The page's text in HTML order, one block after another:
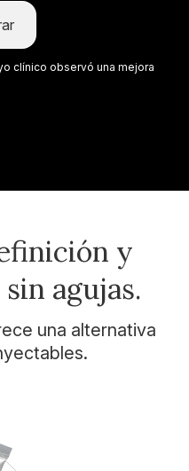
clínico observó una mejora
y
agujas.
una alternativa